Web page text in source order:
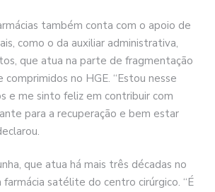
também conta com o apoio de
como o da auxiliar administrativa,
que atua na parte de fragmentação
comprimidos no HGE. “Estou nesse
e me sinto feliz em contribuir com
para a recuperação e bem estar
que atua há mais três décadas no
farmácia satélite do centro cirúrgico. “É